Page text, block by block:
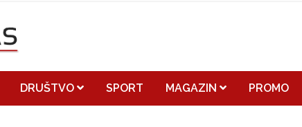
DRUŠTVO SPORT MAGAZIN PROMO